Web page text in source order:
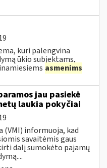
kuri palengvina
ūkio subjektams,
asmenims
jau pasiekė
laukia pokyčiai
(VMI) informuoja, kad
savaitėmis gaus
dalį sumokėto pajamų